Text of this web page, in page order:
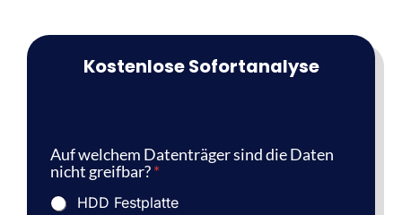
Kostenlose Sofortanalyse
Auf welchem Datenträger sind die Daten
nicht greifbar?*
HDD Festplatte